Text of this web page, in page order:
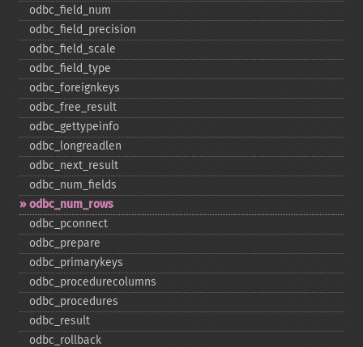
odbc_​field_​num
odbc_​field_​precision
odbc_​field_​scale
odbc_​field_​type
odbc_​foreignkeys
odbc_​free_​result
odbc_​gettypeinfo
odbc_​longreadlen
odbc_​next_​result
odbc_​num_​fields
odbc_​num_​rows
odbc_​pconnect
odbc_​prepare
odbc_​primarykeys
odbc_​procedurecolumns
odbc_​procedures
odbc_​result
odbc_​rollback